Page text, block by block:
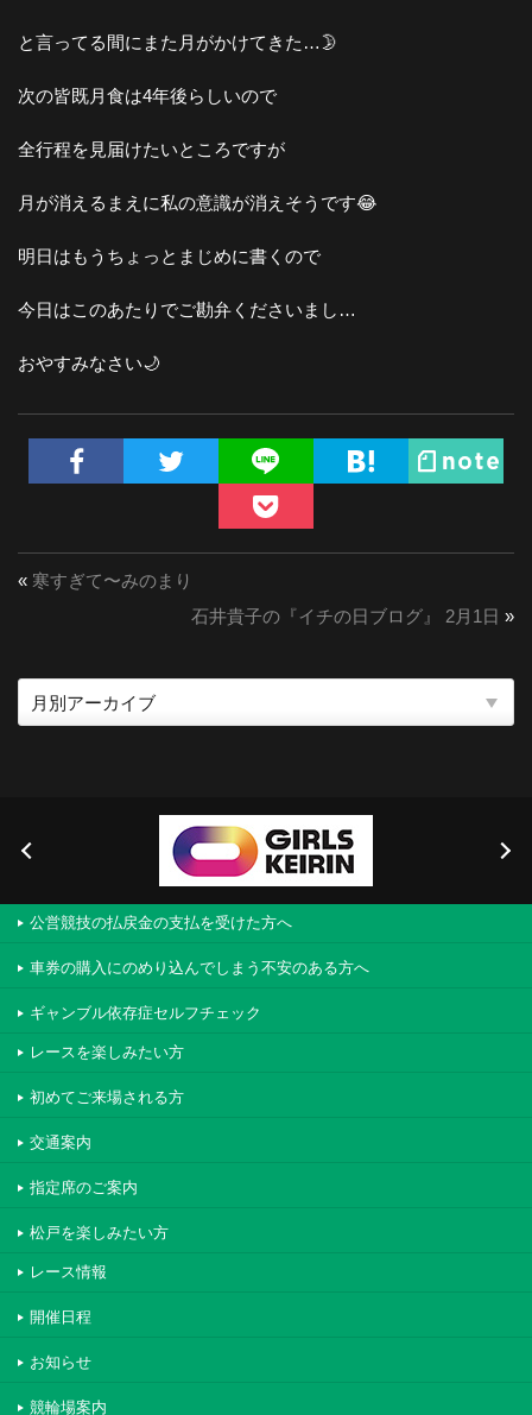
と言ってる間にまた月がかけてきた…🌛
次の皆既月食は4年後らしいので
全行程を見届けたいところですが
月が消えるまえに私の意識が消えそうです😂
明日はもうちょっとまじめに書くので
今日はこのあたりでご勘弁くださいまし…
おやすみなさい🌙
« 寒すぎて〜みのまり
石井貴子の『イチの日ブログ』 2月1日 »
公営競技の払戻金の支払を受けた方へ
車券の購入にのめり込んでしまう不安のある方へ
ギャンブル依存症セルフチェック
レースを楽しみたい方
初めてご来場される方
交通案内
指定席のご案内
松戸を楽しみたい方
レース情報
開催日程
お知らせ
競輪場案内